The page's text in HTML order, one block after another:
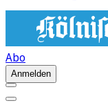
Abo
Anmelden